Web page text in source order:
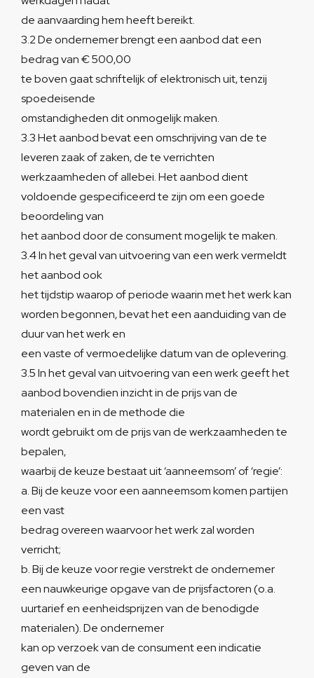
de aanvaarding hem heeft bereikt.
3.2 De ondernemer brengt een aanbod dat een
bedrag van € 500,00
te boven gaat schriftelijk of elektronisch uit, tenzij
spoedeisende
omstandigheden dit onmogelijk maken.
3.3 Het aanbod bevat een omschrijving van de te
leveren zaak of zaken, de te verrichten
werkzaamheden of allebei. Het aanbod dient
voldoende gespecificeerd te zijn om een goede
beoordeling van
het aanbod door de consument mogelijk te maken.
3.4 In het geval van uitvoering van een werk vermeldt
het aanbod ook
het tijdstip waarop of periode waarin met het werk kan
worden begonnen, bevat het een aanduiding van de
duur van het werk en
een vaste of vermoedelijke datum van de oplevering.
3.5 In het geval van uitvoering van een werk geeft het
aanbod bovendien inzicht in de prijs van de
materialen en in de methode die
wordt gebruikt om de prijs van de werkzaamheden te
bepalen,
waarbij de keuze bestaat uit ‘aanneemsom’ of ‘regie’:
a. Bij de keuze voor een aanneemsom komen partijen
een vast
bedrag overeen waarvoor het werk zal worden
verricht;
b. Bij de keuze voor regie verstrekt de ondernemer
een nauwkeurige opgave van de prijsfactoren (o.a.
uurtarief en eenheidsprijzen van de benodigde
materialen). De ondernemer
kan op verzoek van de consument een indicatie
geven van de